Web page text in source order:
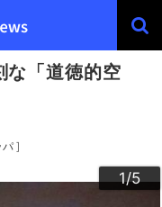
な「道徳的空
パ ]
1/5
2/5
3/5
4/5
5/5